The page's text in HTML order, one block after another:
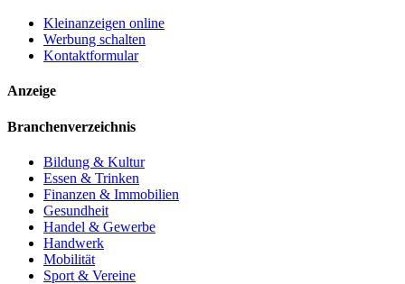
Kleinanzeigen online
Werbung schalten
Kontaktformular
Anzeige
Branchenverzeichnis
Bildung & Kultur
Essen & Trinken
Finanzen & Immobilien
Gesundheit
Handel & Gewerbe
Handwerk
Mobilität
Sport & Vereine